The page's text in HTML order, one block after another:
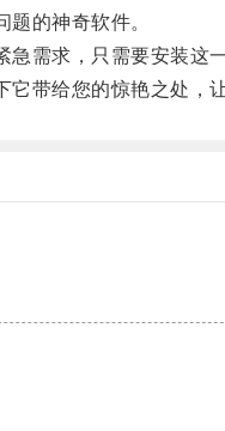
的神奇软件。
求，只需要安装这一
带给您的惊艳之处，让